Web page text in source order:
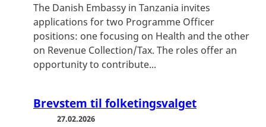
The Danish Embassy in Tanzania invites
applications for two Programme Officer
positions: one focusing on Health and the other
on Revenue Collection/Tax. The roles offer an
opportunity to contribute...
Brevstem til folketingsvalget
27.02.2026